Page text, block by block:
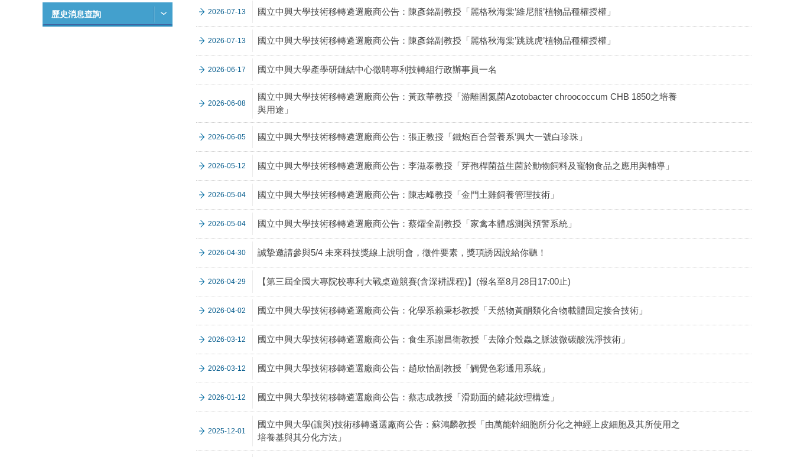
歷史消息查詢 2026-07-13 國立中興大學技術移轉遴選廠商公告：陳彥銘副教授「麗格秋海棠’維尼熊’植物品種權授權」
2026-07-13 國立中興大學技術移轉遴選廠商公告：陳彥銘副教授「麗格秋海棠’跳跳虎’植物品種權授權」
2026-06-17 國立中興大學產學研鏈結中心徵聘專利技轉組行政辦事員一名
2026-06-08
國立中興大學技術移轉遴選廠商公告：黃政華教授「游離固氮菌Azotobacter chroococcum CHB 1850之培養
與用途」
2026-06-05 國立中興大學技術移轉遴選廠商公告：張正教授「鐵炮百合營養系‛興大一號白珍珠」
2026-05-12 國立中興大學技術移轉遴選廠商公告：李滋泰教授「芽孢桿菌益生菌於動物飼料及寵物食品之應用與輔導」
2026-05-04 國立中興大學技術移轉遴選廠商公告：陳志峰教授「金門土雞飼養管理技術」
2026-05-04 國立中興大學技術移轉遴選廠商公告：蔡燿全副教授「家禽本體感測與預警系統」
2026-04-30 誠摯邀請參與5/4 未來科技獎線上說明會，徵件要素，獎項誘因說給你聽！
2026-04-29 【第三屆全國大專院校專利大戰桌遊競賽(含深耕課程)】(報名至8月28日17:00止)
2026-04-02 國立中興大學技術移轉遴選廠商公告：化學系賴秉杉教授「天然物黃酮類化合物載體固定接合技術」
2026-03-12 國立中興大學技術移轉遴選廠商公告：食生系謝昌衛教授「去除介殼蟲之脈波微碳酸洗淨技術」
2026-03-12 國立中興大學技術移轉遴選廠商公告：趙欣怡副教授「觸覺色彩通用系統」
2026-01-12 國立中興大學技術移轉遴選廠商公告：蔡志成教授「滑動面的鏟花紋理構造」
2025-12-01
國立中興大學(讓與)技術移轉遴選廠商公告：蘇鴻麟教授「由萬能幹細胞所分化之神經上皮細胞及其所使用之
培養基與其分化方法」